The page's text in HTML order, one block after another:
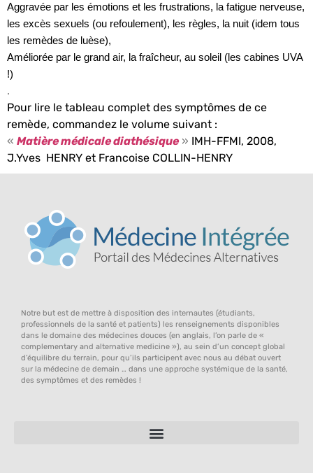
Aggravée par les émotions et les frustrations, la fatigue nerveuse,
les excès sexuels (ou refoulement), les règles, la nuit (idem tous
les remèdes de luèse),
Améliorée par le grand air, la fraîcheur, au soleil (les cabines UVA
!)
.
Pour lire le tableau complet des symptômes de ce
remède, commandez le volume suivant :
« Matière médicale diathésique » IMH-FFMI, 2008,
J.Yves HENRY et Francoise COLLIN-HENRY
Notre but est de mettre à disposition des internautes (étudiants,
professionnels de la santé et patients) les renseignements disponibles
dans le domaine des médecines douces (en anglais, l’on parle de «
complementary and alternative medicine »), au sein d’un concept global
d’équilibre du terrain, pour qu’ils participent avec nous au débat ouvert
sur la médecine de demain … dans une approche systémique de la santé,
des symptômes et des remèdes !